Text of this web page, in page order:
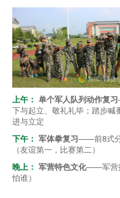
上午： 单个军人队列动作复习
下与起立、敬礼礼毕；踏步喊
进与立定
下午： 军体拳复习——前8式
（友谊第一，比赛第二）
晚上： 军营特色文化——军营
怕谁）